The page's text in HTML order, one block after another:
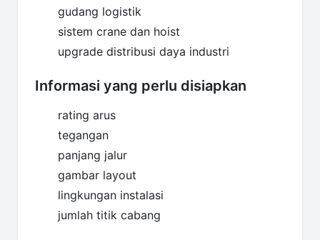
gudang logistik
sistem crane dan hoist
upgrade distribusi daya industri
Informasi yang perlu disiapkan
rating arus
tegangan
panjang jalur
gambar layout
lingkungan instalasi
jumlah titik cabang